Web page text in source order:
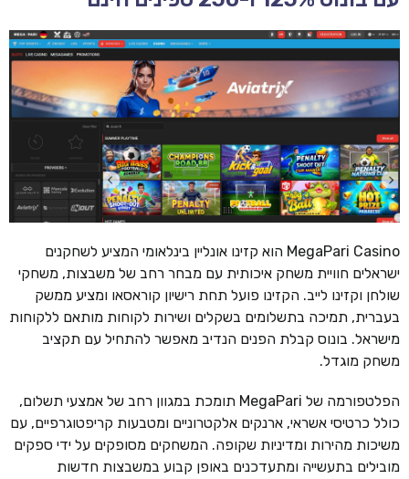
MegaPari Casino הוא קזינו אונליין בינלאומי המציע לשחקנים
ישראלים חוויית משחק איכותית עם מבחר רחב של משבצות, משחקי
שולחן וקזינו לייב. הקזינו פועל תחת רישיון קוראסאו ומציע ממשק
בעברית, תמיכה בתשלומים בשקלים ושירות לקוחות מותאם ללקוחות
מישראל. בונוס קבלת הפנים הנדיב מאפשר להתחיל עם תקציב
משחק מוגדל.
הפלטפורמה של MegaPari תומכת במגוון רחב של אמצעי תשלום,
כולל כרטיסי אשראי, ארנקים אלקטרוניים ומטבעות קריפטוגרפיים, עם
משיכות מהירות ומדיניות שקופה. המשחקים מסופקים על ידי ספקים
מובילים בתעשייה ומתעדכנים באופן קבוע במשבצות חדשות